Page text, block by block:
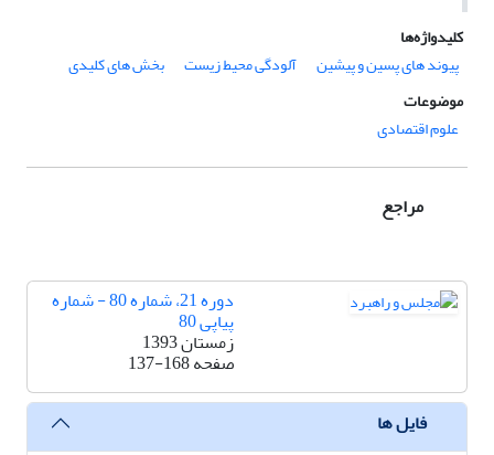
کلیدواژه‌ها
پیوند های پسین و پیشین
آلودگی محیط زیست
بخش های کلیدی
موضوعات
علوم اقتصادی
مراجع
دوره 21، شماره 80 - شماره
پیاپی 80
زمستان 1393
صفحه137-168
فایل ها